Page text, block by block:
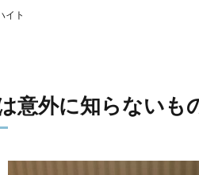
イト
意外に知らないも